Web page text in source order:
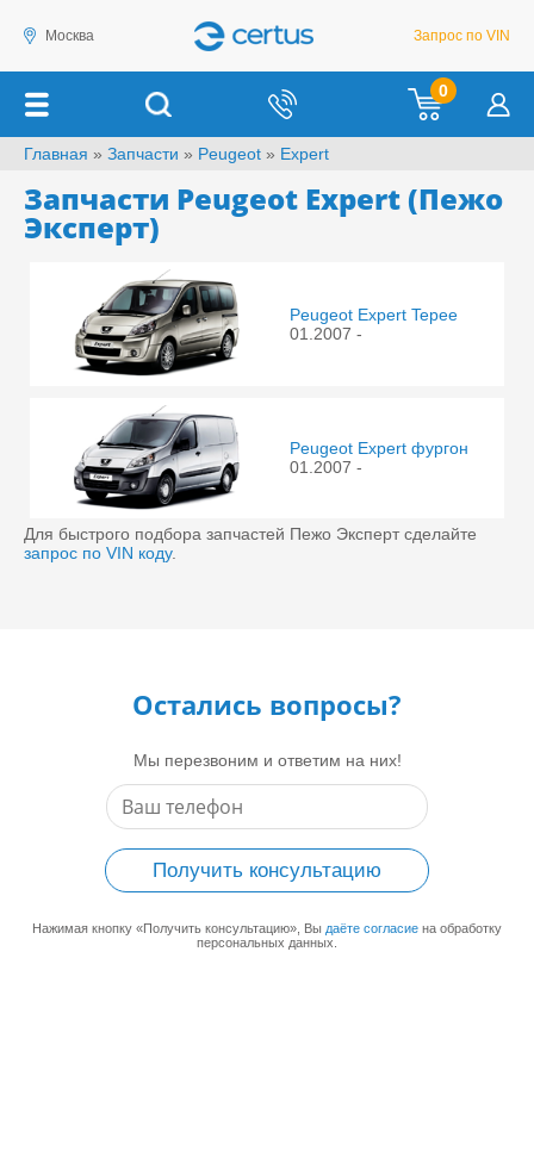
Москва Запрос по VIN
0
Главная » Запчасти » Peugeot » Expert
Запчасти Peugeot Expert (Пежо
Эксперт)
Peugeot Expert Tepee
01.2007 -
Peugeot Expert фургон
01.2007 -
Для быстрого подбора запчастей Пежо Эксперт сделайте
запрос по VIN коду.
Остались вопросы?
Мы перезвоним и ответим на них!
Получить консультацию
Нажимая кнопку «Получить консультацию», Вы даёте согласие на обработку
персональных данных.